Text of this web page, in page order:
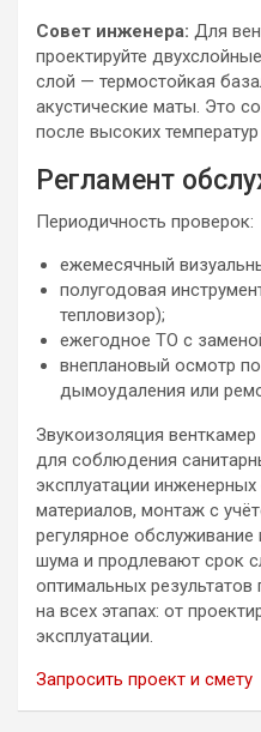
Совет инженера: Для
проектируйте
слой — термостойкая
акустические маты. Это
после высоких
Регламент
Периодичность проверок:
ежемесячный
полугодовая
тепловизор);
ежегодное ТО с
внеплановый осмотр
дымоудаления или
Звукоизоляция
для соблюдения
эксплуатации
материалов, монтаж с
регулярное
шума и продлевают срок
оптимальных результатов
на всех этапах: от
эксплуатации.
Запросить проект и смету